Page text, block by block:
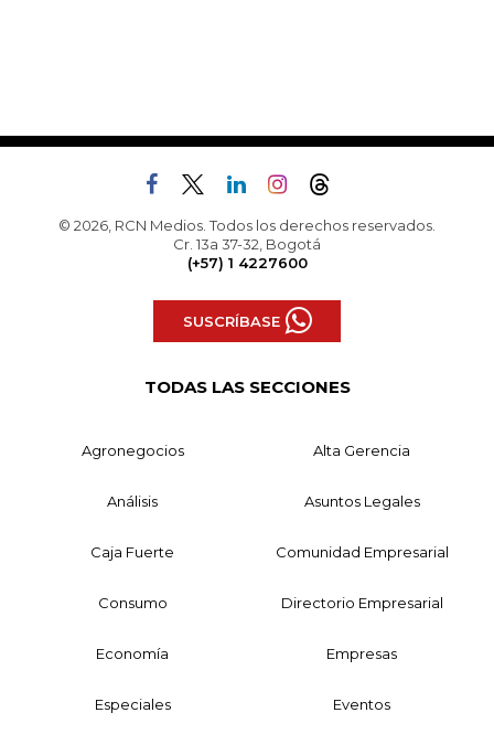
© 2026, RCN Medios. Todos los derechos reservados.
Cr. 13a 37-32, Bogotá
(+57) 1 4227600
SUSCRÍBASE
TODAS LAS SECCIONES
Agronegocios Alta Gerencia
Análisis Asuntos Legales
Caja Fuerte Comunidad Empresarial
Consumo Directorio Empresarial
Economía Empresas
Especiales Eventos